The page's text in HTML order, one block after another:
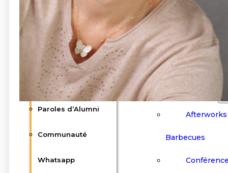
Clubs
Interviews
Ils ont fait l’Isep
Paroles d’Alumni
Communauté
Whatsapp
Whatsapp
des années
Événements
Afterworks
Barbecues